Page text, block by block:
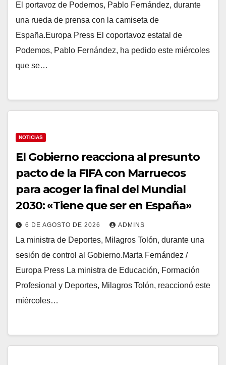
El portavoz de Podemos, Pablo Fernández, durante
una rueda de prensa con la camiseta de
España.Europa Press El coportavoz estatal de
Podemos, Pablo Fernández, ha pedido este miércoles
que se…
NOTICIAS
El Gobierno reacciona al presunto
pacto de la FIFA con Marruecos
para acoger la final del Mundial
2030: «Tiene que ser en España»
6 DE AGOSTO DE 2026 ADMINS
La ministra de Deportes, Milagros Tolón, durante una
sesión de control al Gobierno.Marta Fernández /
Europa Press La ministra de Educación, Formación
Profesional y Deportes, Milagros Tolón, reaccionó este
miércoles…